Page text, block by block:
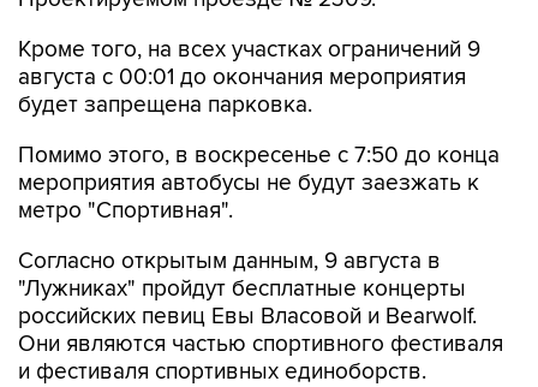
Кроме того, на всех участках ограничений 9
августа с 00:01 до окончания мероприятия
будет запрещена парковка.
Помимо этого, в воскресенье с 7:50 до конца
мероприятия автобусы не будут заезжать к
метро "Спортивная".
Согласно открытым данным, 9 августа в
"Лужниках" пройдут бесплатные концерты
российских певиц Евы Власовой и Bearwolf.
Они являются частью спортивного фестиваля
и фестиваля спортивных единоборств.